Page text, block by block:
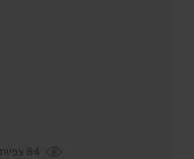
84 צפיות